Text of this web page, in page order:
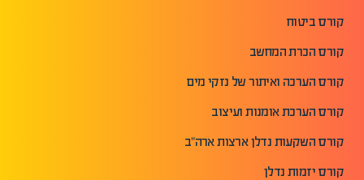
קורס ביטוח
קורס הכרת המחשב
קורס הערכה ואיתור של נזקי מים
קורס הערכת אומנות ועיצוב
קורס השקעות נדלן ארצות ארה"ב
קורס יזמות נדלן